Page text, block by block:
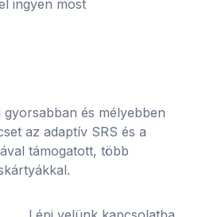
ingyen most
és mélyebben
az adaptív SRS és a
támogatott, több